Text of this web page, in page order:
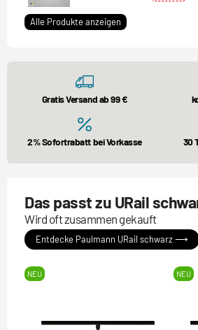
Alle Produkte anzeigen
Gratis Versand ab 99 €
2% Sofortrabatt bei Vorkasse 30
Das passt zu URail
Wird oft zusammen gekauft
Entdecke Paulmann URail schwarz ⟶
NEU NEU